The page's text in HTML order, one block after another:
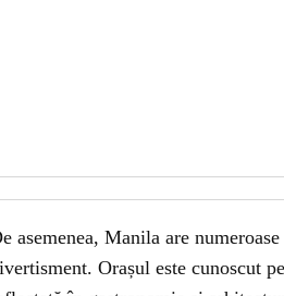
asemenea, Manila are
Orașul este cunoscut